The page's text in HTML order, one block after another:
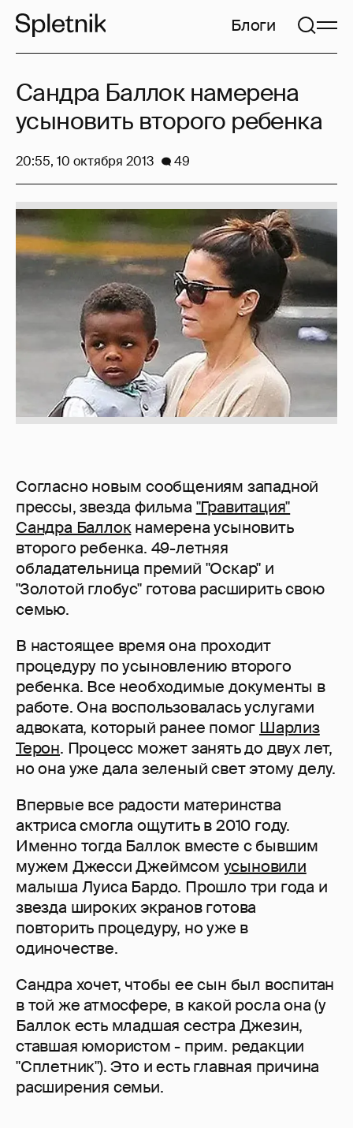
Блоги
Согласно новым сообщениям западной
прессы, звезда фильма "Гравитация"
Сандра Баллокнамерена усыновить
второго ребенка. 49-летняя
обладательница премий "Оскар" и
"Золотой глобус" готова расширить свою
семью.
В настоящее время она проходит
процедуру по усыновлению второго
ребенка. Все необходимые документы в
работе. Она воспользовалась услугами
адвоката, который ранее помог Шарлиз
Терон. Процесс может занять до двух лет,
но она уже дала зеленый свет этому делу.
Впервые все радости материнства
актриса смогла ощутить в 2010 году.
Именно тогда Баллок вместе с бывшим
мужем Джесси Джеймсом усыновили
малыша Луиса Бардо. Прошло три года и
звезда широких экранов готова
повторить процедуру, но уже в
одиночестве.
Сандра хочет, чтобы ее сын был воспитан
в той же атмосфере, в какой росла она (у
Баллок есть младшая сестра Джезин,
ставшая юмористом - прим. редакции
"Сплетник"). Это и есть главная причина
расширения семьи.
Сандра Баллок намерена
усыновить второго ребенка
20:55, 10 октября 2013 49